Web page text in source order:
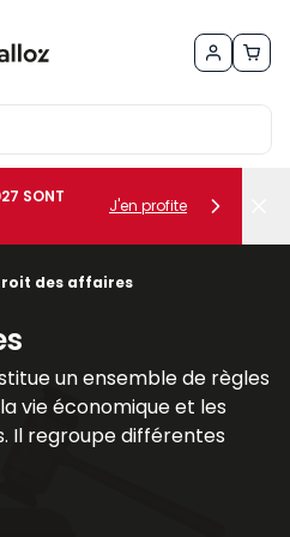
SONT
J'en profite
des affaires
un ensemble de règles
vie économique et les
Il regroupe différentes
dans la création,
sociétés ainsi que